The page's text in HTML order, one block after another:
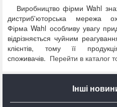
Виробництво фірмиWahl
дистриб'юторська
ФірмаWahl особливу увагу
відрізняється чуйним
клієнтів, тому її
споживачів. Перейти в каталог
Інші